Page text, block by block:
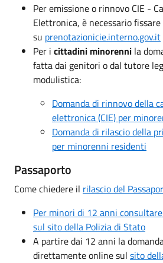
Per emissione o rinnovo CIE -
Elettronica, è necessario
su prenotazionicie.interno.gov.it
Per i cittadini minorenni la
fatta dai genitori o dal tutore
modulistica:
Domanda di rinnovo della
elettronica (CIE) per
Domanda di rilascio della
per minorenni residenti
Passaporto
Come chiedere il rilascio del
Per minori di 12 anni
sul sito della Polizia di Stato
A partire dai 12 anni la
direttamente online sul sito